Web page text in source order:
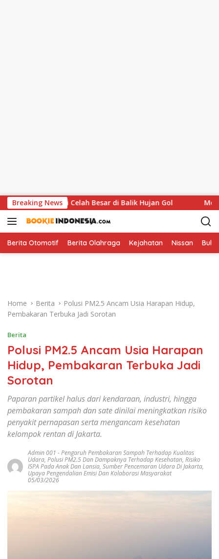
k
p
o
Breaking News
Soroti Celah Besar di Balik Hujan Gol MotoGP
Berita Otomotif Berita Olahraga Kejahatan Nissan
Home Berita
Polusi PM2.5 Ancam Usia Harapan Hidup,
Pembakaran Terbuka Jadi Sorotan
Berita
Polusi PM2.5 Ancam Usia Harapan
Hidup, Pembakaran Terbuka Jadi
Sorotan
Paparan partikel halus dari kendaraan, industri, hingga
pembakaran sampah dan sate dinilai meningkatkan risiko
penyakit pernapasan serta mengancam kesehatan
kelompok rentan di Jakarta.
Admin 001 -Pengaruh Pembakaran Sampah Terhadap Kualitas
Udara, Polusi PM2.5 Dan Dampaknya Terhadap Kesehatan, Risiko
ISPA Pada Anak Dan Lansia, Sumber Pencemaran Udara Di Jakarta,
Upaya Pengendalian Emisi Dan Kolaborasi Masyarakat
05/03/2026